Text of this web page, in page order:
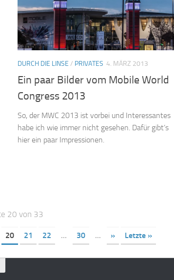
DURCH DIE LINSE / PRIVATES 4. MÄRZ 2013
Ein paar Bilder vom Mobile World
Congress 2013
So, der MWC 2013 ist vorbei und Interessantes
habe ich wie immer nicht gesehen. Dafür gibt’s
hier ein paar Impressionen.
20 von 33
20 21 22 ... 30 ... » Letzte »